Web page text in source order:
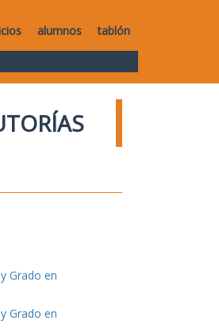
alumnos tablón
Grado en
Grado en